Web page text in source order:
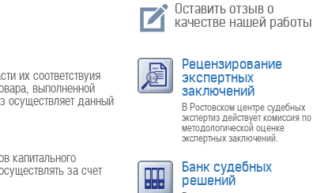
их соответствуия
выполненной
осуществляет данный
капитального
за счет
Оставить отзыв о
качестве нашей работы
Рецензирование
экспертных
заключений
В Ростовском центре судебных
экспертиз действует комиссия по
методологической оценке
экспертных заключений.
Банк судебных
решений